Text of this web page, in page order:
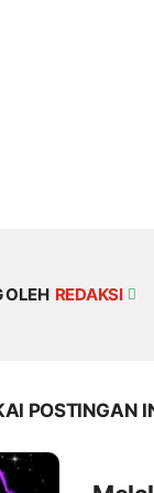
OLEH REDAKSI
POSTINGAN